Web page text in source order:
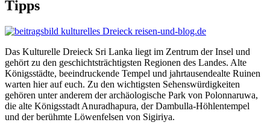
Tipps
Das Kulturelle Dreieck Sri Lanka liegt im Zentrum der Insel und
gehört zu den geschichtsträchtigsten Regionen des Landes. Alte
Königsstädte, beeindruckende Tempel und jahrtausendealte Ruinen
warten hier auf euch. Zu den wichtigsten Sehenswürdigkeiten
gehören unter anderem der archäologische Park von Polonnaruwa,
die alte Königsstadt Anuradhapura, der Dambulla-Höhlentempel
und der berühmte Löwenfelsen von Sigiriya.